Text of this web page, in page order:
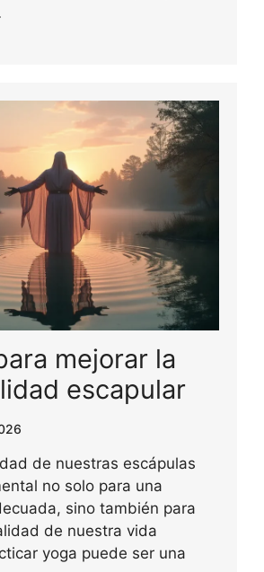
mejorar la
escapular
de nuestras escápulas
no solo para una
sino también para
de nuestra vida
yoga puede ser una